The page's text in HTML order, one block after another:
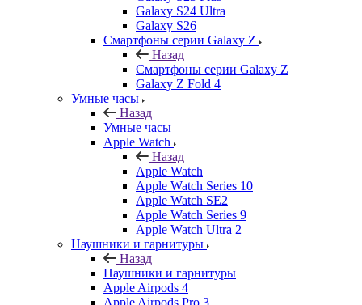
Galaxy S24 Ultra
Galaxy S26
Смартфоны серии Galaxy Z
Назад
Смартфоны серии Galaxy Z
Galaxy Z Fold 4
Умные часы
Назад
Умные часы
Apple Watch
Назад
Apple Watch
Apple Watch Series 10
Apple Watch SE2
Apple Watch Series 9
Apple Watch Ultra 2
Наушники и гарнитуры
Назад
Наушники и гарнитуры
Apple Airpods 4
Apple Airpods Pro 3